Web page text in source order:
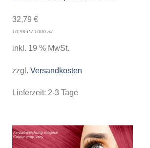
32,79 €
10,93 €/ 1000 ml
inkl. 19 % MwSt.
zzgl. Versandkosten
Lieferzeit: 2-3 Tage